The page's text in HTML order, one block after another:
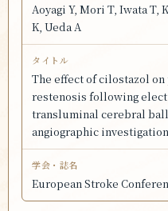
Aoyagi Y, Mori T, Iwata T,
K, Ueda A
The effect of cilostazol
restenosis following
transluminal cerebral
angiographic
European Stroke